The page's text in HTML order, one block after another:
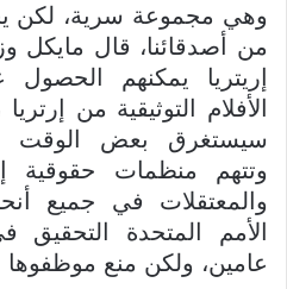
وهي مجموعة سرية، لكن
من أصدقائنا، قال مايكل
إريتريا يمكنهم
الأفلام التوثيقية من
سيستغرق بعض الوقت
وتتهم منظمات حقوقية
والمعتقلات في جميع
الأمم المتحدة
عامين، ولكن منع موظفوها